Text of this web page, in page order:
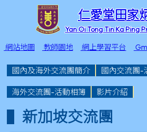
仁愛堂田家
Yan Oi Tong Tin Ka Ping
網站地圖 教師園地 網上學習平台
國內及海外交流團簡介 國內交流團-
海外交流團-活動相簿 影片介紹
新加坡交流團